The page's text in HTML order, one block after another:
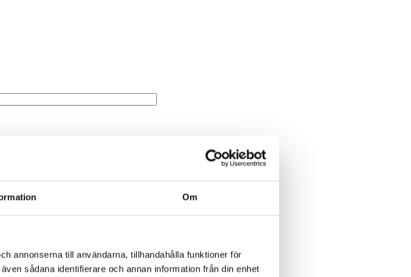
Om
annonserna till användarna, tillhandahålla funktioner för
sådana identifierare och annan information från din enhet